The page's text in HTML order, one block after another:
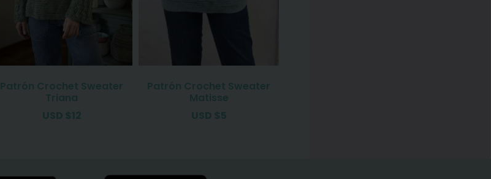
Patrón Crochet Sweater
Triana
USD $12
Patrón Crochet Sweater
Matisse
USD $5